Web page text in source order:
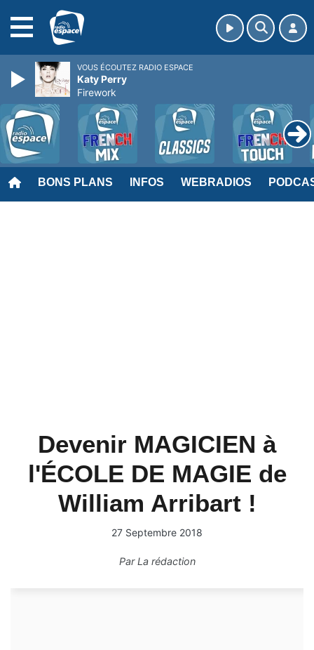
BONS PLANS INFOS WEBRADIOS
Devenir MAGICIEN à
l'ÉCOLE DE MAGIE de
William Arribart !
27 Septembre 2018
ParLa rédaction
VOUS ÉCOUTEZ RADIO ESPACE
Katy Perry
Firework